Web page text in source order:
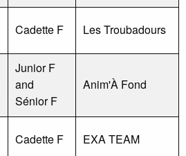
Cadette F Les Troubadours
Junior F
and
Sénior F
Anim'À Fond
Cadette F EXA TEAM